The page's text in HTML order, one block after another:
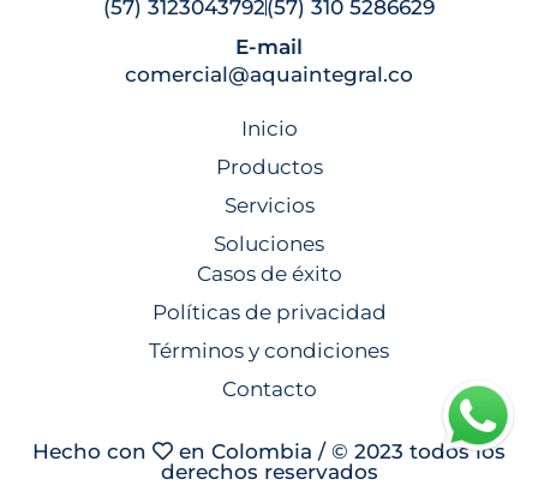
(57) 3123043792(57) 310 5286629
E-mail
comercial@aquaintegral.co
Inicio
Productos
Servicios
Soluciones
Casos de éxito
Políticas de privacidad
Términos y condiciones
Contacto
Hecho con
en Colombia / © 2023 todos los
derechos reservados